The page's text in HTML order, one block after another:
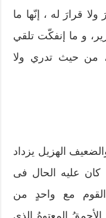
قرارَ له ، إنّها ما
و ما إنفكّت تلقي
من حيث تدري ولا
الهزيل يزداد
كان عليه الحال فى
مع واحدٍ من